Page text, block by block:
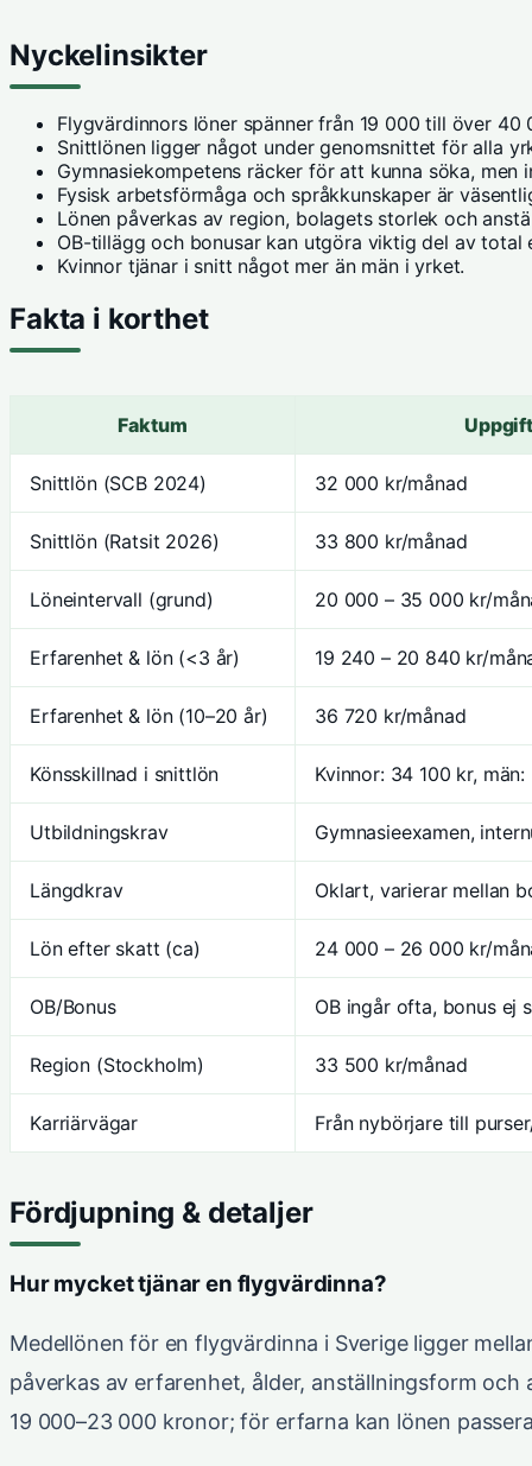
Nyckelinsikter
Flygvärdinnors löner spänner från 19 000 till över
Snittlönen ligger något under genomsnittet för alla
Gymnasiekompetens räcker för att kunna söka, men
Fysisk arbetsförmåga och språkkunskaper är
Lönen påverkas av region, bolagets storlek och
OB-tillägg och bonusar kan utgöra viktig del av total
Kvinnor tjänar i snitt något mer än män i yrket.
Fakta i korthet
Faktum Uppgift
Snittlön (SCB 2024) 32 000 kr/månad
Snittlön (Ratsit 2026) 33 800 kr/månad
Löneintervall (grund) 20 000 – 35 000 kr/
Erfarenhet & lön (<3 år) 19 240 – 20 840 kr/
Erfarenhet & lön (10–20 år) 36 720 kr/månad
Könsskillnad i snittlön Kvinnor: 34 100 kr,
Utbildningskrav Gymnasieexamen,
Längdkrav Oklart, varierar mellan
Lön efter skatt (ca) 24 000 – 26 000 kr/
OB/Bonus OB ingår ofta, bonus ej
Region (Stockholm) 33 500 kr/månad
Karriärvägar Från nybörjare till
Fördjupning & detaljer
Hur mycket tjänar en flygvärdinna?
Medellönen för en flygvärdinna i Sverige ligger
påverkas av erfarenhet, ålder, anställningsform
19 000–23 000 kronor; för erfarna kan lönen